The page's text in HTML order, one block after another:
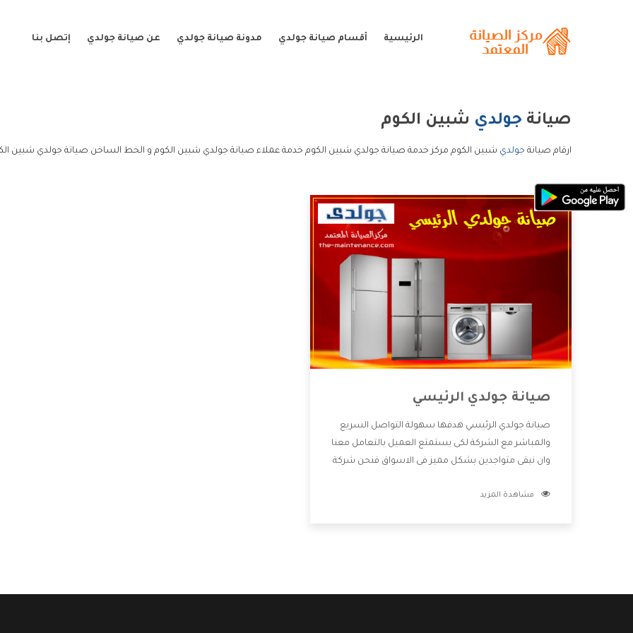
الرئيسية أقسام صيانة جولدي مدونة صيانة جولدي عن صيانة جولدي إتصل بنا
صيانة جولدي شبين الكوم
ارقام صيانة جولدي شبين الكوم مركز خدمة صيانة جولدي شبين الكوم خدمة عملاء صيانة جولدي شبين الكوم و الخط الساخن صيانة جولدي شبين
صيانة جولدي الرئيسي
صيانة جولدي الرئيسي هدفها سهولة التواصل السريع
والمباشر مع الشركة لكى يستمتع العميل بالتعامل معنا
وان نبقى متواجدين بشكل مميز فى الاسواق فنحن شركة
بالخدمات التى تنفرد الشركة بها والتى تكون منها خدمة
مشاهدة المزيد